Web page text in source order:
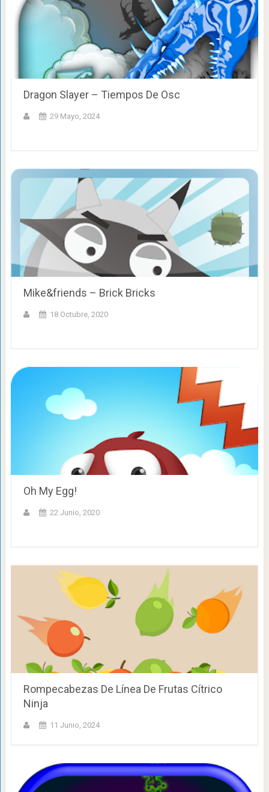
Dragon Slayer – Tiempos De Osc
29 Mayo, 2024
Mike&friends – Brick Bricks
18 Octubre, 2020
Oh My Egg!
22 Junio, 2020
Rompecabezas De Línea De Frutas Cítrico
Ninja
11 Junio, 2024